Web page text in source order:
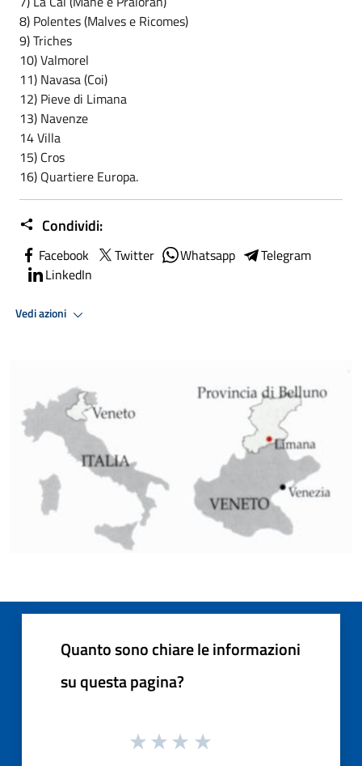
8) Polentes (Malves e Ricomes)
9) Triches
10) Valmorel
11) Navasa (Coi)
12) Pieve di Limana
13) Navenze
14 Villa
15) Cros
16) Quartiere Europa.
Condividi:
Facebook Twitter Whatsapp
Telegram
LinkedIn
Vedi azioni
Quanto sono chiare le informazioni
su questa pagina?